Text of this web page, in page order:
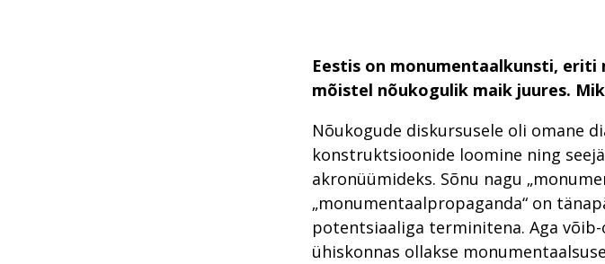
Eestis on monumentaalkunsti,
mõistel nõukogulik maik juures.
Nõukogude diskursusele oli omane
konstruktsioonide loomine ning
akronüümideks. Sõnu nagu
„monumentaalpropaganda“ on
potentsiaaliga terminitena. Aga
ühiskonnas ollakse